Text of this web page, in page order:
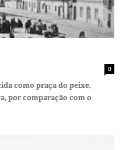
0
como praça do peixe,
por comparação com o